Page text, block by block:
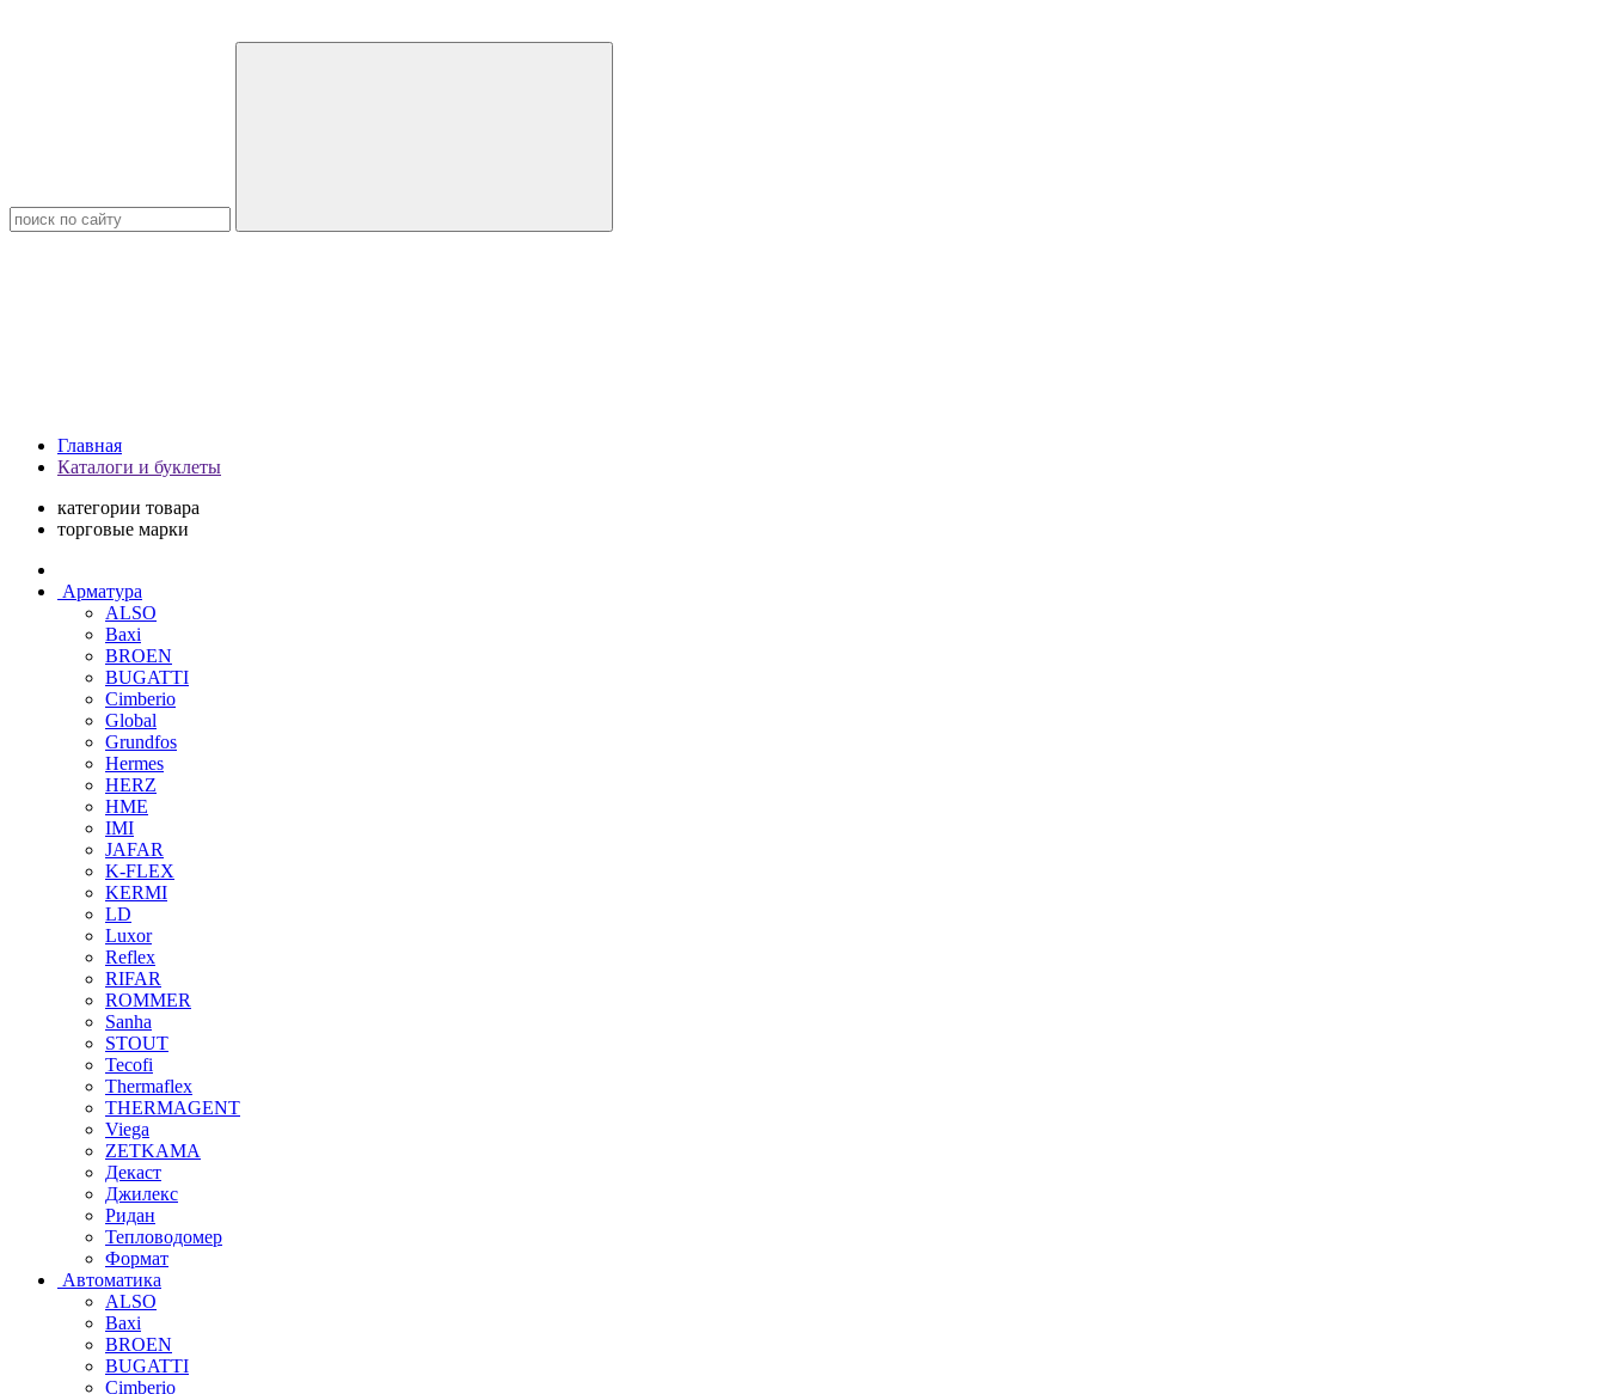
Главная
Каталоги и буклеты
категории товара
торговые марки
Арматура
ALSO
Baxi
BROEN
BUGATTI
Cimberio
Global
Grundfos
Hermes
HERZ
HME
IMI
JAFAR
K-FLEX
KERMI
LD
Luxor
Reflex
RIFAR
ROMMER
Sanha
STOUT
Tecofi
Thermaflex
THERMAGENT
Viega
ZETKAMA
Декаст
Джилекс
Ридан
Тепловодомер
Формат
Автоматика
ALSO
Baxi
BROEN
BUGATTI
Cimberio